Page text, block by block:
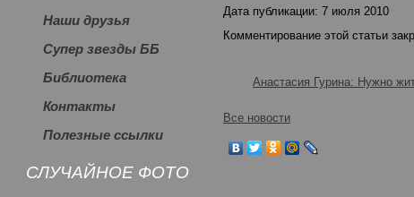
Наши друзья
Супер звезды ББ
Библиотека
Контакты
Полезные ссылки
СЛУЧАЙНОЕ ФОТО
Дата публикации: 7 июля 2010
Комментирование этой статьи
Анастасия Гурина: Нужно
Все новости